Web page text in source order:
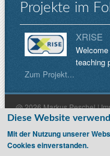
Projekte im
XRISE
teaching
Zum Projekt...
@ 2026 Markus Peschel |
Diese Website
Mit der Nutzung unserer
Cookies einverstanden.